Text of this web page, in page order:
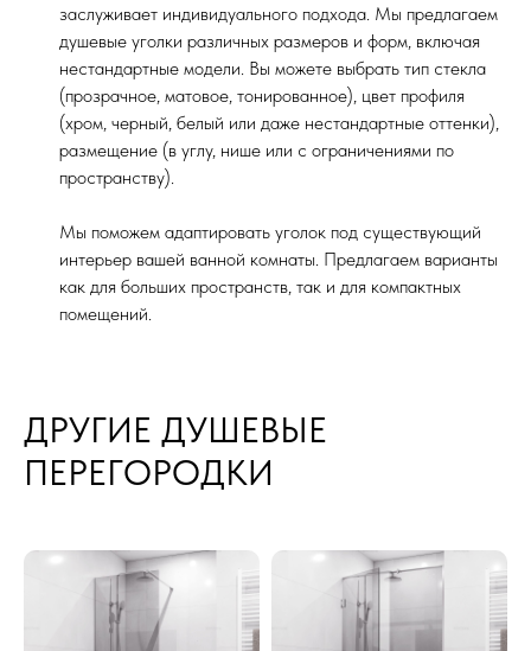
заслуживает индивидуального подхода. Мы предлагаем
душевые уголки различных размеров и форм, включая
нестандартные модели. Вы можете выбрать тип стекла
(прозрачное, матовое, тонированное), цвет профиля
(хром, черный, белый или даже нестандартные оттенки),
размещение (в углу, нише или с ограничениями по
пространству).
Мы поможем адаптировать уголок под существующий
интерьер вашей ванной комнаты. Предлагаем варианты
как для больших пространств, так и для компактных
помещений.
ДРУГИЕ ДУШЕВЫЕ
ПЕРЕГОРОДКИ